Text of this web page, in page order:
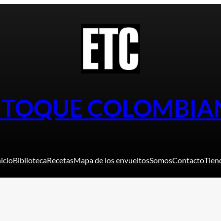
TOQUE
BibliotecaRecetasMapa de los envueltosSomosContacto